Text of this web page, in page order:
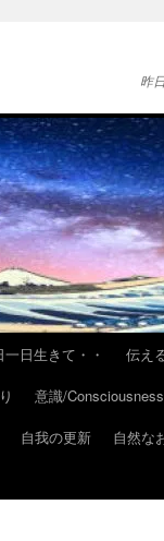
昨
一日生きて・・
伝え
意識/Consciousness
自我の更新
自然な